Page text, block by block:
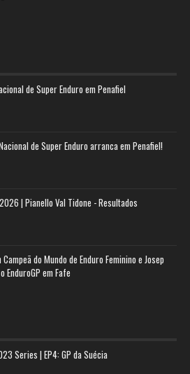
de Super Enduro em Penafiel
de Super Enduro arranca em Penafiel!
| Pianello Val Tidone - Resultados
do Mundo de Enduro Feminino e Josep
EnduroGP em Fafe
Series | EP4: GP da Suécia